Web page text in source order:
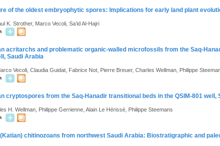
of the oldest embryophytic spores: Implications for early land plant
K. Strother, Marco Vecoli, Sa’id Al-Hajri
acritarchs and problematic organic-walled microfossils from the Saq-
Saudi Arabia
Vecoli, Claudia Guidat, Fabrice Not, Pierre Breuer, Charles Wellman, Philippe
cryptospores from the Saq-Hanadir transitional beds in the QSIM-801 well,
H. Wellman, Philippe Gerrienne, Alain Le Hérissé, Philippe Steemans
chitinozoans from northwest Saudi Arabia: Biostratigraphic and